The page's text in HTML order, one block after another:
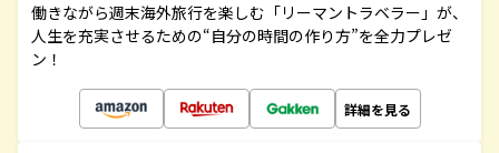
働きながら週末海外旅行を楽しむ「リーマントラベラー」が、
人生を充実させるための“自分の時間の作り方”を全力プレゼ
ン！
詳細を見る